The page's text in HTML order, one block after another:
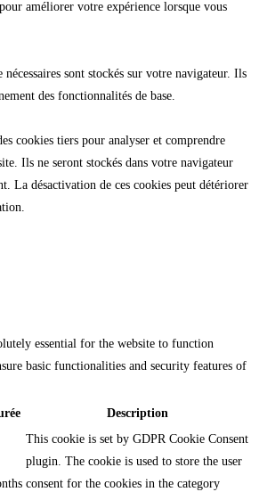
améliorer votre expérience lorsque vous
nécessaires sont stockés sur votre navigateur. Ils
des fonctionnalités de base.
cookies tiers pour analyser et comprendre
Ils ne seront stockés dans votre navigateur
La désactivation de ces cookies peut détériorer
essential for the website to function
basic functionalities and security features of
Description
This cookie is set by GDPR Cookie Consent
plugin. The cookie is used to store the user
consent for the cookies in the category